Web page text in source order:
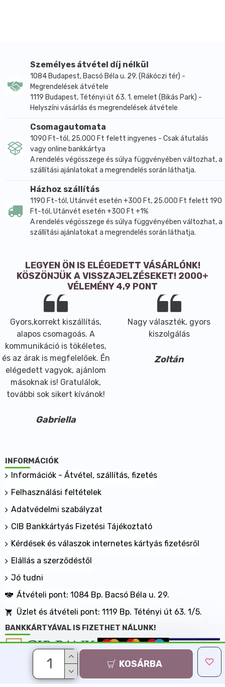
KOSÁRBA
előforduló cukrokat tartalmaz.
Átlagos tápérték: 100 ml termékben:
Energia: 226/54 kJ/kcal
Zsír: 1,9 g
amelyből telített zsírsavak: 0,3 g
Szénhidrát: 8 g
amelyből cukrok: 6,1 g
Fehérje: 0,7 g
Só: 0,09 g
Személyes átvétel díj nélkül
1084 Budapest, Bacsó Béla u. 29. (Rákóczi tér) -
Megrendelések átvétele
1119 Budapest, Tétényi út 63. 1. emelet (Bikás Park) -
Helyszíni vásárlás és megrendelések átvétele
Csomagautomata
1090 Ft-tól, 25.000 Ft felett ingyenes - Csak átutalás
vagy online bankkártya
A rendelés végösszege és súlya függvényében változhat, a
szállítási ajánlatokat a megrendelés során láthatja.
Házhoz szállítás
1190 Ft-tól, Utánvét esetén +300 Ft, 25.000 Ft felett 190
Ft-tól, Utánvét esetén +300 Ft +1%
A rendelés végösszege és súlya függvényében változhat, a
szállítási ajánlatokat a megrendelés során láthatja.
LEGYEN ÖN IS ELÉGEDETT VÁSÁRLÓNK!
KÖSZÖNJÜK A VISSZAJELZÉSEKET! 2000+
VÉLEMÉNY 4,9 PONT
Gyors,korrekt kiszállítás,
alapos csomagoás. A
kommunikáció is tökéletes,
és az árak is megfelelőek. Én
elégedett vagyok, ajánlom
másoknak is! Gratulálok,
további sok sikert kívánok!
Gabriella
Nagy választék, gyors
kiszolgálás
Zoltán
INFORMÁCIÓK
Információk - Átvétel, szállítás, fizetés
Felhasználási feltételek
Adatvédelmi szabályzat
CIB Bankkártyás Fizetési Tájékoztató
Kérdések és válaszok internetes kártyás fizetésről
Elállás a szerződéstől
Jó tudni
Átvételi pont: 1084 Bp. Bacsó Béla u. 29.
Üzlet és átvételi pont: 1119 Bp. Tétényi út 63. 1/5.
BANKKÁRTYÁVAL IS FIZETHET NÁLUNK!
Minden jog fenntartva, MaxShopping Kft. 2013-2026
Árukereső.hu